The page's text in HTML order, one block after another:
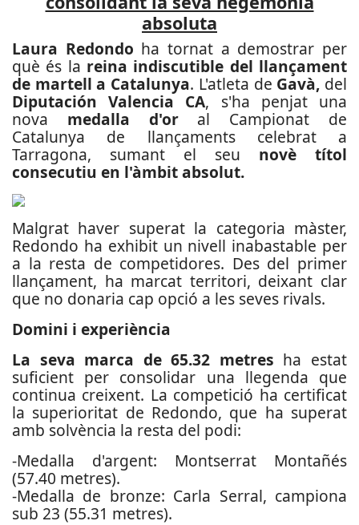
absoluta
Laura Redondo ha tornat a demostrar per
què és la reina indiscutible del llançament
de martell a Catalunya. L'atleta de Gavà, del
Diputación Valencia CA, s'ha penjat una
nova medalla d'oral Campionat de
Catalunya de llançaments celebrat a
Tarragona, sumant el seu novè títol
consecutiu en l'àmbit absolut.
Malgrat haver superat la categoria màster,
Redondo ha exhibit un nivell inabastable per
a la resta de competidores. Des del primer
llançament, ha marcat territori, deixant clar
que no donaria cap opció a les seves rivals.
Domini i experiència
La seva marca de 65.32 metres ha estat
suficient per consolidar una llegenda que
continua creixent. La competició ha certificat
la superioritat de Redondo, que ha superat
amb solvència la resta del podi:
-Medalla d'argent: Montserrat Montañés
(57.40 metres).
-Medalla de bronze: Carla Serral, campiona
sub 23 (55.31 metres).